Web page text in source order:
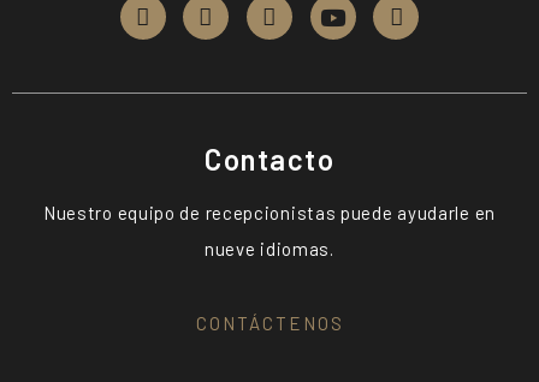
Contacto
Nuestro equipo de recepcionistas puede ayudarle en
nueve idiomas.
CONTÁCTENOS